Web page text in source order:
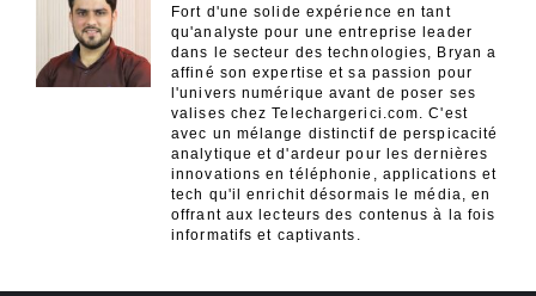
Fort d'une solide expérience en tant
qu'analyste pour une entreprise leader
dans le secteur des technologies, Bryan a
affiné son expertise et sa passion pour
l'univers numérique avant de poser ses
valises chez Telechargerici.com. C'est
avec un mélange distinctif de perspicacité
analytique et d'ardeur pour les dernières
innovations en téléphonie, applications et
tech qu'il enrichit désormais le média, en
offrant aux lecteurs des contenus à la fois
informatifs et captivants.